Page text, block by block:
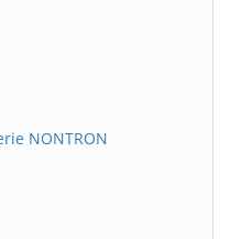
NONTRON